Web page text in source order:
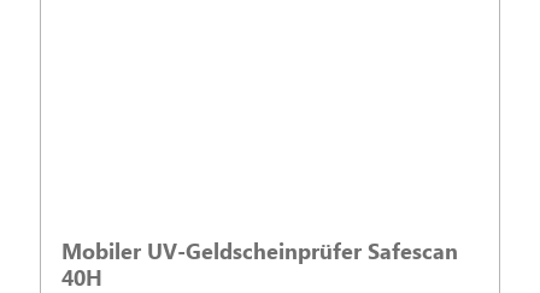
Mobiler UV-Geldscheinprüfer Safescan
40H